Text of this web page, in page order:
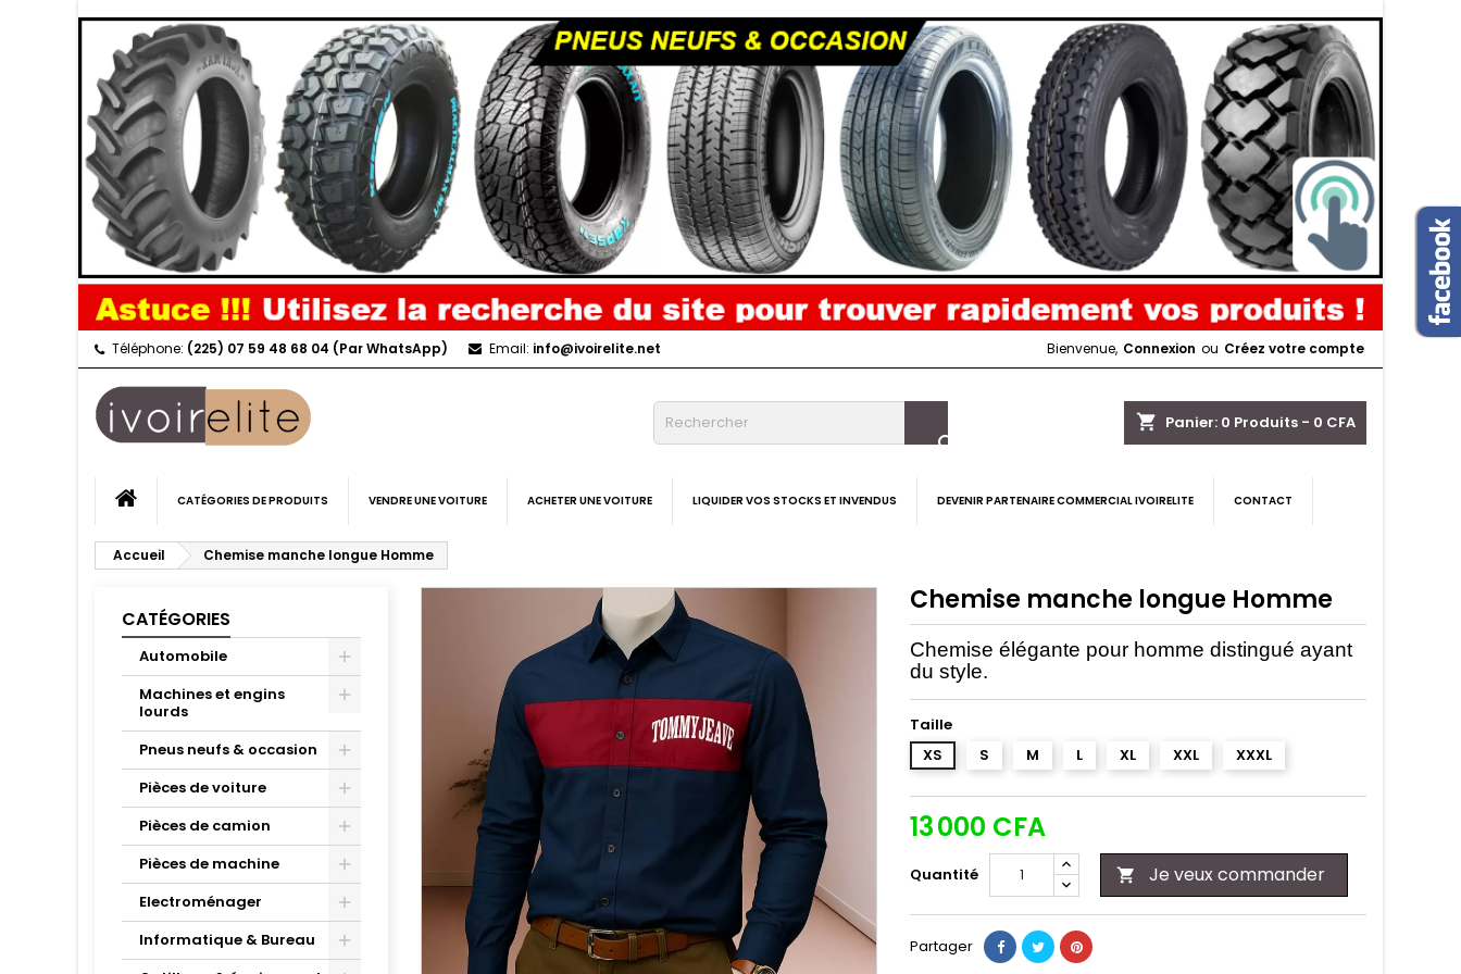
Téléphone: (225) 07 59 48 68 04 (Par WhatsApp) Email: info@ivoirelite.net Bienvenue, Connexion ou Créez votre compte
shopping_cart Panier: 0 Produits - 0 CFA

CATÉGORIES DE PRODUITS VENDRE UNE VOITURE ACHETER UNE VOITURE LIQUIDER VOS STOCKS ET INVENDUS DEVENIR PARTENAIRE COMMERCIAL IVOIRELITE CONTACT
Accueil Chemise manche longue Homme
CATÉGORIES
Automobile
Machines et engins
lourds
Pneus neufs & occasion
Pièces de voiture
Pièces de camion
Pièces de machine
Electroménager
Informatique & Bureau
Chemise manche longue Homme
Chemise élégante pour homme distingué ayant
du style.
Taille
XS
S M L XL XXL XXXL
13 000 CFA
Quantité  Je veux commander
Partager